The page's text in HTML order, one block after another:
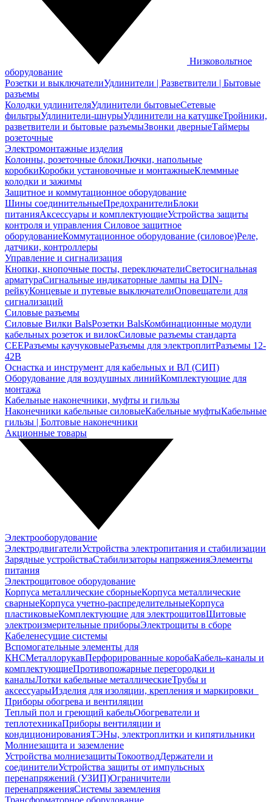
Низковольтное
оборудование
Розетки и выключателиУдлинители | Разветвители | Бытовые
разъемы
Колодки удлинителяУдлинители бытовыеСетевые
фильтрыУдлинители-шнурыУдлинители на катушкеТройники,
разветвители и бытовые разъемыЗвонки дверныеТаймеры
розеточные
Электромонтажные изделия
Колонны, розеточные блокиЛючки, напольные
коробкиКоробки установочные и монтажныеКлеммные
колодки и зажимы
Защитное и коммутационное оборудование
Шины соединительныеПредохранителиБлоки
питанияАксессуары и комплектующиеУстройства защиты
контроля и управления Силовое защитное
оборудованиеКоммутационное оборудование (силовое)Реле,
датчики, контроллеры
Управление и сигнализация
Кнопки, кнопочные посты, переключателиСветосигнальная
арматураСигнальные индикаторные лампы на DIN-
рейкуКонцевые и путевые выключателиОповещатели для
сигнализаций
Силовые разъемы
Силовые Вилки BalsРозетки BalsКомбинационные модули
кабельных розеток и вилокСиловые разъемы стандарта
CEEРазъемы каучуковыеРазъемы для электроплитРазъемы 12-
42В
Оснастка и инструмент для кабельных и ВЛ (СИП)
Оборудование для воздушных линийКомплектующие для
монтажа
Кабельные наконечники, муфты и гильзы
Наконечники кабельные силовыеКабельные муфтыКабельные
гильзы | Болтовые наконечники
Акционные товары
Электрооборудование
ЭлектродвигателиУстройства электропитания и стабилизации
Зарядные устройстваСтабилизаторы напряженияЭлементы
питания
Электрощитовое оборудование
Корпуса металлические сборныеКорпуса металлические
сварныеКорпуса учетно-распределительныеКорпуса
пластиковыеКомплектующие для электрощитовЩитовые
электроизмерительные приборыЭлектрощиты в сборе
Кабеленесущие системы
Вспомогательные элементы для
КНСМеталлорукавПерфорированные коробаКабель-каналы и
комплектующиеПротивопожарные перегородки и
каналыЛотки кабельные металлическиеТрубы и
аксессуарыИзделия для изоляции, крепления и маркировки
Приборы обогрева и вентиляции
Теплый пол и греющий кабельОбогреватели и
теплотехникаПриборы вентиляции и
кондиционированияТЭНы, электроплитки и кипятильники
Молниезащита и заземление
Устройства молниезащитыТокоотводДержатели и
соединителиУстройства защиты от импульсных
перенапряжений (УЗИП)Ограничители
перенапряженияСистемы заземления
Трансформаторное оборудование